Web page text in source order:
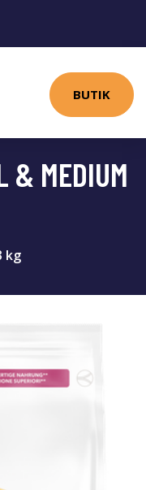
BUTIK
& MEDIUM
kg